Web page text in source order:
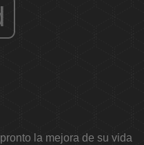
la mejora de su vida